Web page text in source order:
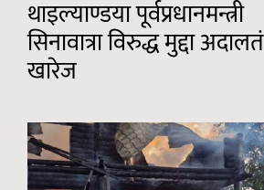
थाइल्याण्डया पूर्वप्रधानमन्त्री
सिनावात्रा विरुद्ध मुद्दा अदालतं
खारेज